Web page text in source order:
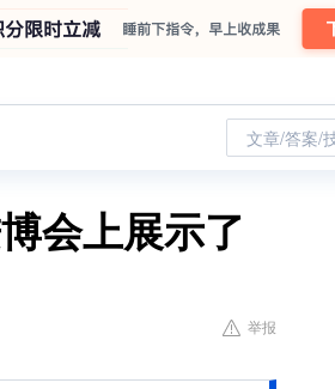
文章/答案/
会上展示了
举报